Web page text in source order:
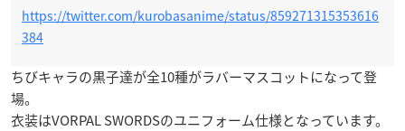
https://twitter.com/kurobasanime/status/859271315353616
384
ちびキャラの黒子達が全10種がラバーマスコットになって登
場。
衣装はVORPAL SWORDSのユニフォーム仕様となっています。